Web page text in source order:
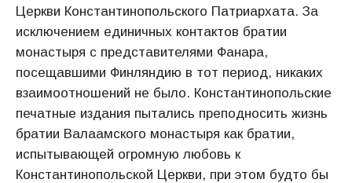
Церкви Константинопольского Патриархата. За
исключением единичных контактов братии
монастыря с представителями Фанара,
посещавшими Финляндию в тот период, никаких
взаимоотношений не было. Константинопольские
печатные издания пытались преподносить жизнь
братии Валаамского монастыря как братии,
испытывающей огромную любовь к
Константинопольской Церкви, при этом будто бы